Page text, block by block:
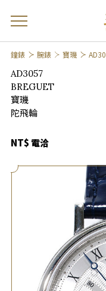
鐘錶 腕錶 寶璣
AD3057
BREGUET
寶璣
陀飛輪
NT$ 電洽